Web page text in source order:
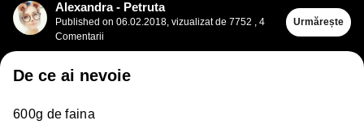
Alexandra - Petruta
Published on 06.02.2018, vizualizat de 7752 , 4
Comentarii
Urmărește
De ce ai nevoie
600g de faina